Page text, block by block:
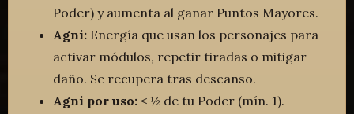
Poder) y aumenta al ganar Puntos Mayores.
Agni: Energía que usan los personajes para
activar módulos, repetir tiradas o mitigar
daño. Se recupera tras descanso.
Agni por uso: ≤ ½ de tu Poder (mín. 1).